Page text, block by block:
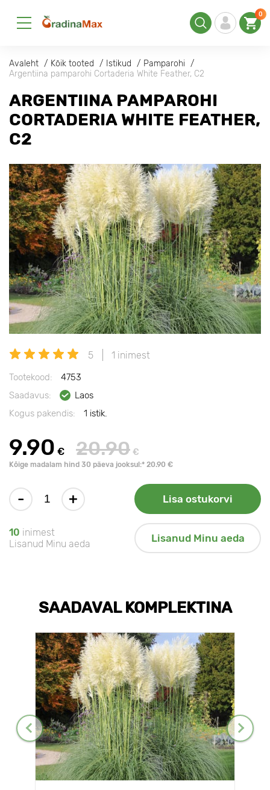
0
Avaleht Kõik tooted Istikud
Pamparohi
Argentiina pamparohi Cortaderia White Feather, С2
ARGENTIINA PAMPAROHI
CORTADERIA WHITE FEATHER,
С2
5 1 inimest
Tootekood:
4753
Saadavus:
Laos
Kogus pakendis:
1 istik.
9.90 € 20.90 €
Kõige madalam hind 30 päeva jooksul:* 20.90 €
- + Lisa ostukorvi
10 inimest
Lisanud Minu aeda
Lisanud Minu aeda
SAADAVAL KOMPLEKTINA